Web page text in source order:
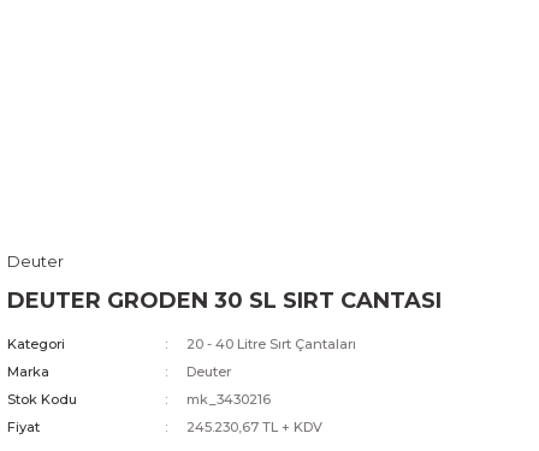
Deuter
DEUTER GRODEN 30 SL SIRT CANTASI
Kategori
20 - 40 Litre Sırt Çantaları
Marka
Deuter
Stok Kodu
mk_3430216
Fiyat
245.230,67 TL + KDV